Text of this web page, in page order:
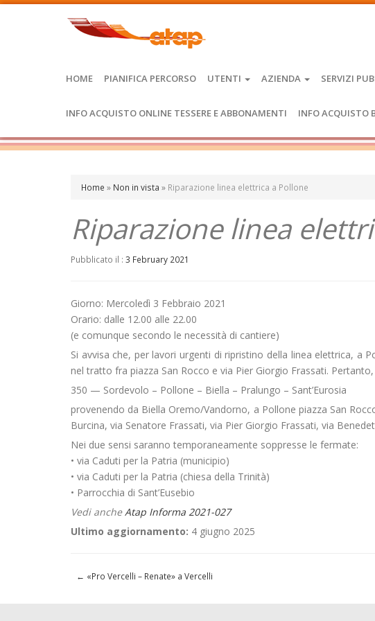
HOME PIANIFICA PERCORSO UTENTI AZIENDA SERVIZI
INFO ACQUISTO ONLINE TESSERE E ABBONAMENTI INFO ACQUISTO
Home » Non in vista » Riparazione linea elettrica a Pollone
Riparazione linea
Pubblicato il : 3 February 2021
Giorno: Mercoledì 3 Febbraio 2021
Orario: dalle 12.00 alle 22.00
(e comunque secondo le necessità di cantiere)
Si avvisa che, per lavori urgenti di ripristino della linea elettrica, a
nel tratto fra piazza San Rocco e via Pier Giorgio Frassati.
350 — Sordevolo – Pollone – Biella – Pralungo – Sant’Eurosia
provenendo da Biella Oremo/Vandorno, a Pollone piazza San
Burcina, via Senatore Frassati, via Pier Giorgio Frassati, via
Nei due sensi saranno temporaneamente soppresse le fermate:
• via Caduti per la Patria (municipio)
• via Caduti per la Patria (chiesa della Trinità)
• Parrocchia di Sant’Eusebio
Vedi ancheAtap Informa 2021-027
Ultimo aggiornamento: 4 giugno 2025
← «Pro Vercelli – Renate» a Vercelli